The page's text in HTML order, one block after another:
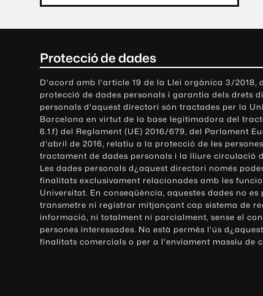
Protecció de dades
D'acord amb l'article 19 de la Llei orgànica 3/2018,
protecció de dades personals i garantia dels drets
personals d'aquest directori són tractades per la
Barcelona en virtut de la base legitimadora del
6.1.f) del Reglament (UE) 2016/679, del Parlament
d'abril de 2016, relatiu a la protecció de les
tractament de dades personals i la lliure circulació
Les dades personals d¿aquest directori només
finalitats exclusivament relacionades amb les
Universitat. En conseqüència, aquestes dades no es
transmetre ni registrar mitjançant cap sistema de
informació, ni totalment ni parcialment, sense el
persones interessades. No està permès l'ús
finalitats comercials o per a l'enviament massiu de